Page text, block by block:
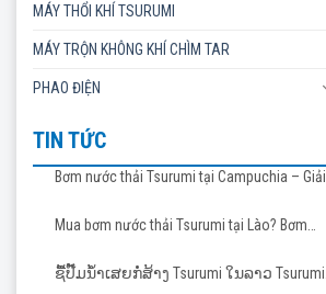
MÁY THỔI KHÍ TSURUMI
MÁY TRỘN KHÔNG KHÍ CHÌM TAR
PHAO ĐIỆN
TIN TỨC
Bơm nước thải Tsurumi tại Campuchia – Giải
nghiệp
Mua bơm nước thải Tsurumi tại Lào? Bơm
ຊື້ປັ໊ມນ້ຳເສຍກໍ່ສ້າງ Tsurumi ໃນລາວ Tsurumi